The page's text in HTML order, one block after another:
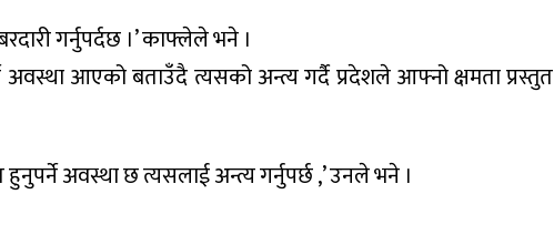
गर्नुपर्दछ ।’ काफ्लेले भने ।
आएको बताउँदै त्यसको अन्त्य गर्दै प्रदेशले आफ्नो क्षमता प्रस्तुत
अवस्था छ त्यसलाई अन्त्य गर्नुपर्छ ,’ उनले भने ।